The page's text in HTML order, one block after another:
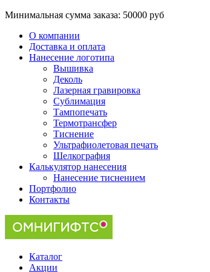
Минимальная сумма заказа: 50000 руб
О компании
Доставка и оплата
Нанесение логотипа
Вышивка
Деколь
Лазерная гравировка
Сублимация
Тампопечать
Термотрансфер
Тиснение
Ультрафиолетовая печать
Шелкография
Калькулятор нанесения
Нанесение тиснением
Портфолио
Контакты
Каталог
Акции